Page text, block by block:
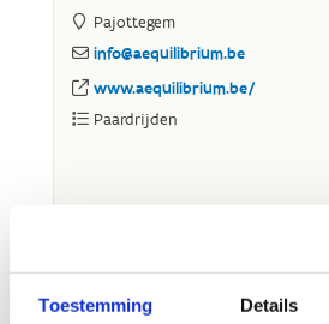
Toestemming Details